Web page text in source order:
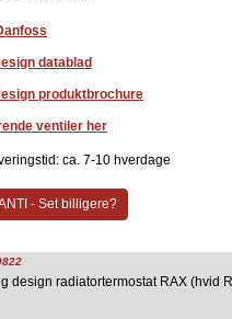
datablad
produktbrochure
ventiler her
ca. 7-10 hverdage
- Set billigere?
design radiatortermostat RAX (hvid